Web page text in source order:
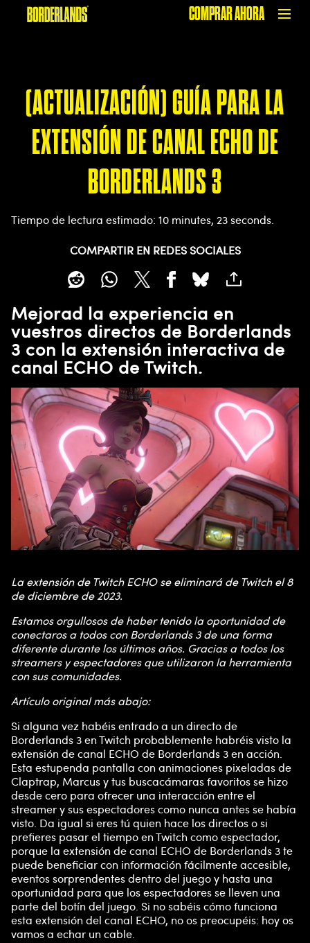
COMPRAR AHORA
(ACTUALIZACIÓN) GUÍA PARA LA
EXTENSIÓN DE CANAL ECHO DE
BORDERLANDS 3
Tiempo de lectura estimado 10 minutes, 23 seconds
COMPARTIR EN REDES SOCIALES
Mejorad la experiencia en
vuestros directos de Borderlands
3 con la extensión interactiva de
canal ECHO de Twitch.
La extensión de Twitch ECHO se eliminará de Twitch el 8
de diciembre de 2023.
Estamos orgullosos de haber tenido la oportunidad de
conectaros a todos con Borderlands 3 de una forma
diferente durante los últimos años. Gracias a todos los
streamers y espectadores que utilizaron la herramienta
con sus comunidades.
Artículo original más abajo:
Si alguna vez habéis entrado a un directo de
Borderlands 3 en Twitch probablemente habréis visto la
extensión de canal ECHO de Borderlands 3 en acción.
Esta estupenda pantalla con animaciones pixeladas de
Claptrap, Marcus y tus buscacámaras favoritos se hizo
desde cero para ofrecer una interacción entre el
streamer y sus espectadores como nunca antes se había
visto. Da igual si eres tú quien hace los directos o si
prefieres pasar el tiempo en Twitch como espectador,
porque la extensión de canal ECHO de Borderlands 3 te
puede beneficiar con información fácilmente accesible,
eventos sorprendentes dentro del juego y hasta una
oportunidad para que los espectadores se lleven una
parte del botín del juego. Si no sabéis cómo funciona
esta extensión del canal ECHO, no os preocupéis: hoy os
vamos a echar un cable.